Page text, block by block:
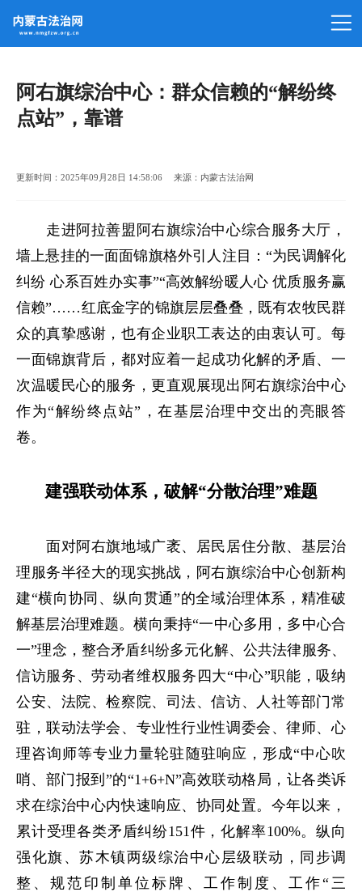
阿右旗综治中心：群众信赖的“解纷终
点站”，靠谱
更新时间：2025年09月28日 14:58:06 来源：内蒙古法治网
走进阿拉善盟阿右旗综治中心综合服务大厅，
墙上悬挂的一面面锦旗格外引人注目：“为民调解化
纠纷 心系百姓办实事”“高效解纷暖人心 优质服务赢
信赖”……红底金字的锦旗层层叠叠，既有农牧民群
众的真挚感谢，也有企业职工表达的由衷认可。每
一面锦旗背后，都对应着一起成功化解的矛盾、一
次温暖民心的服务，更直观展现出阿右旗综治中心
作为“解纷终点站”，在基层治理中交出的亮眼答
卷。
建强联动体系，破解“分散治理”难题
面对阿右旗地域广袤、居民居住分散、基层治
理服务半径大的现实挑战，阿右旗综治中心创新构
建“横向协同、纵向贯通”的全域治理体系，精准破
解基层治理难题。横向秉持“一中心多用，多中心合
一”理念，整合矛盾纠纷多元化解、公共法律服务、
信访服务、劳动者维权服务四大“中心”职能，吸纳
公安、法院、检察院、司法、信访、人社等部门常
驻，联动法学会、专业性行业性调委会、律师、心
理咨询师等专业力量轮驻随驻响应，形成“中心吹
哨、部门报到”的“1+6+N”高效联动格局，让各类诉
求在综治中心内快速响应、协同处置。今年以来，
累计受理各类矛盾纠纷151件，化解率100%。纵向
强化旗、苏木镇两级综治中心层级联动，同步调
整、规范印制单位标牌、工作制度、工作“三